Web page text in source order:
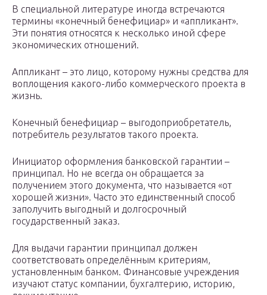
В специальной литературе иногда встречаются
термины «конечный бенефициар» и «аппликант».
Эти понятия относятся к несколько иной сфере
экономических отношений.
Аппликант – это лицо, которому нужны средства для
воплощения какого-либо коммерческого проекта в
жизнь.
Конечный бенефициар – выгодоприобретатель,
потребитель результатов такого проекта.
Инициатор оформления банковской гарантии –
принципал. Но не всегда он обращается за
получением этого документа, что называется «от
хорошей жизни». Часто это единственный способ
заполучить выгодный и долгосрочный
государственный заказ.
Для выдачи гарантии принципал должен
соответствовать определённым критериям,
установленным банком. Финансовые учреждения
изучают статус компании, бухгалтерию, историю,